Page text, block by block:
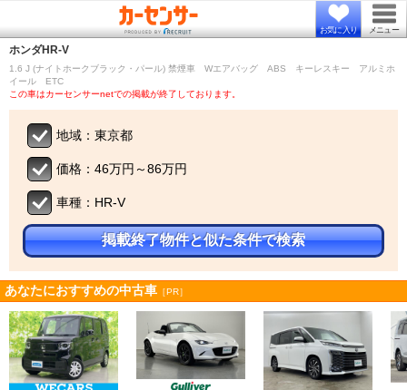
お気に入り メニュー
ホンダHR-V
1.6 J (ナイトホークブラック・パール) 禁煙車 Wエアバッグ ABS キーレスキー アルミホ
イール ETC
この車はカーセンサーnetでの掲載が終了しております。
地域：東京都
価格：46万円～86万円
車種：HR-V
掲載終了物件と似た条件で検索
あなたにおすすめの中古車 ［PR］